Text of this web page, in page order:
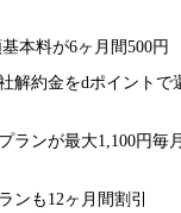
本料が6ヶ月間500円
解約金をdポイントで
ランが最大1,100円毎
ンも12ヶ月間割引